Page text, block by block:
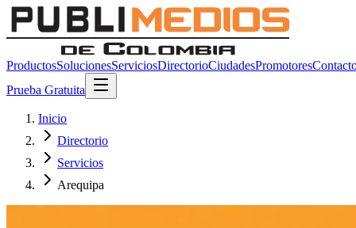
ProductosSolucionesServiciosDirectorioCiudadesPromotores
Prueba Gratuita
Inicio
Directorio
Servicios
Arequipa